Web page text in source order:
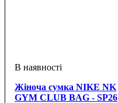
Жіноча сумка NIKE NK
GYM CLUB BAG - SP26